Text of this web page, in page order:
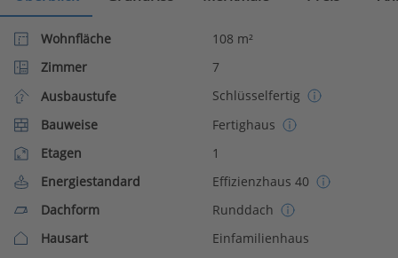
Wohnfläche
108 m²
Zimmer
7
Ausbaustufe
Schlüsselfertig
Bauweise
Fertighaus
Etagen
1
Energiestandard
Effizienzhaus 40
Dachform
Runddach
Hausart
Einfamilienhaus